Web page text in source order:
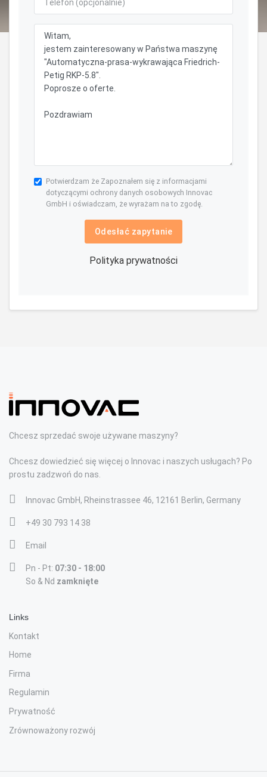
Potwierdzam że Zapoznałem się z informacjami
dotyczącymi ochrony danych osobowych Innovac
GmbH i oświadczam, że wyrażam na to zgodę.
Odesłać zapytanie
Polityka prywatności
Chcesz sprzedać swoje używane maszyny?
Chcesz dowiedzieć się więcej o Innovac i naszych usługach? Po
prostu zadzwoń do nas.
Innovac GmbH, Rheinstrassee 46, 12161 Berlin, Germany
+49 30 793 14 38
Email
Pn - Pt: 07:30 - 18:00
So & Nd zamknięte
Links
Kontakt
Home
Firma
Regulamin
Prywatność
Zrównoważony rozwój